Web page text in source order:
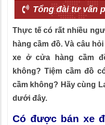
Tổng đài tư vấn
Thực tế có rất nhiều
hàng cầm đồ. Và câu
xe ở cửa hàng cầm
không? Tiệm cầm đồ
cầm không? Hãy cùng
dưới đây.
Có được bán xe